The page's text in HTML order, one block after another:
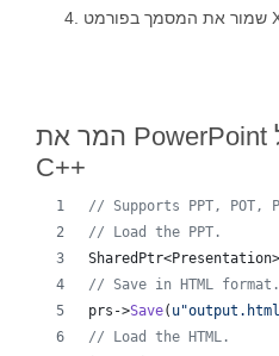
המר את PowerPoint ל-XLTM באמצעות
C++
// Supports PPT, POT,
// Load the PPT.
// Save in HTML format.
prs->Save( u"output.html
// Load the HTML.